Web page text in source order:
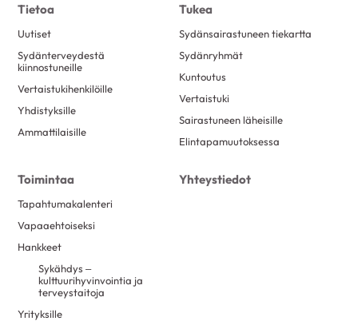
Tietoa
Uutiset
Sydänterveydestä
kiinnostuneille
Vertaistukihenkilöille
Yhdistyksille
Ammattilaisille
Tukea
Sydänsairastuneen tiekartta
Sydänryhmät
Kuntoutus
Vertaistuki
Sairastuneen läheisille
Elintapamuutoksessa
Toimintaa
Tapahtumakalenteri
Vapaaehtoiseksi
Hankkeet
Sykähdys –
kulttuurihyvinvointia ja
terveystaitoja
Yrityksille
Yhteystiedot